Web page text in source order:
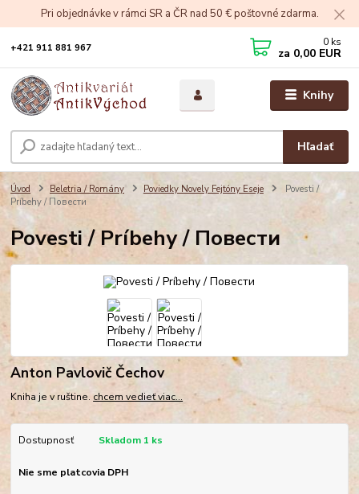
Pri objednávke v rámci SR a ČR nad 50 € poštovné zdarma.
Knihy
Hľadať
+421 911 881 967 0 ks
za 0,00 EUR
Úvod Beletria / Romány Poviedky Novely Fejtóny Eseje
Povesti /
Príbehy / Повести
Povesti / Príbehy / Повести
Anton Pavlovič Čechov
Kniha je v ruštine. chcem vedieť viac...
Dostupnosť Skladom 1 ks
Nie sme platcovia DPH